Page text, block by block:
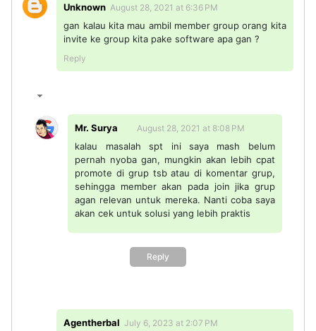
Unknown August 28, 2021 at 6:36 PM
gan kalau kita mau ambil member group orang kita
invite ke group kita pake software apa gan ?
Reply
Mr. Surya August 28, 2021 at 8:08 PM
kalau masalah spt ini saya mash belum
pernah nyoba gan, mungkin akan lebih cpat
promote di grup tsb atau di komentar grup,
sehingga member akan pada join jika grup
agan relevan untuk mereka. Nanti coba saya
akan cek untuk solusi yang lebih praktis
Reply
Agentherbal July 6, 2023 at 2:07 PM